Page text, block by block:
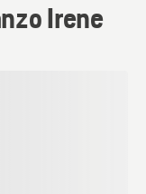
Irene